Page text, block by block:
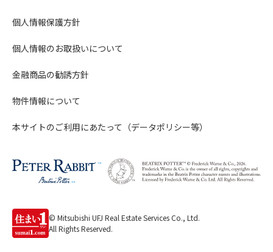
個人情報保護方針
個人情報のお取扱いについて
金融商品の勧誘方針
物件情報について
本サイトのご利用にあたって（データポリシー等）
© Mitsubishi UFJ Real Estate Services Co., Ltd.
All Rights Reserved.